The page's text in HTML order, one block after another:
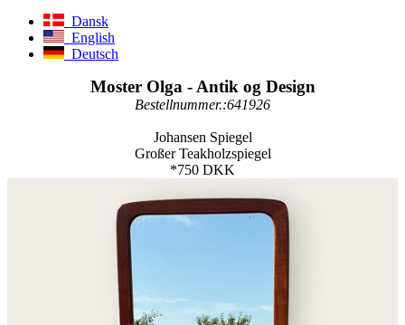
Dansk
English
Deutsch
Moster Olga - Antik og Design
Bestellnummer.:641926
Johansen Spiegel
Großer Teakholzspiegel
*750 DKK